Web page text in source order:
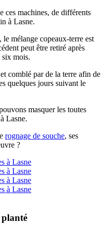
ces machines, de différents
à Lasne.
mélange copeaux-terre est
peut être retiré après
six mois.
comblé par de la terre afin de
quelques jours suivant le
masquer les toutes
Lasne.
rognage de souche, ses
?